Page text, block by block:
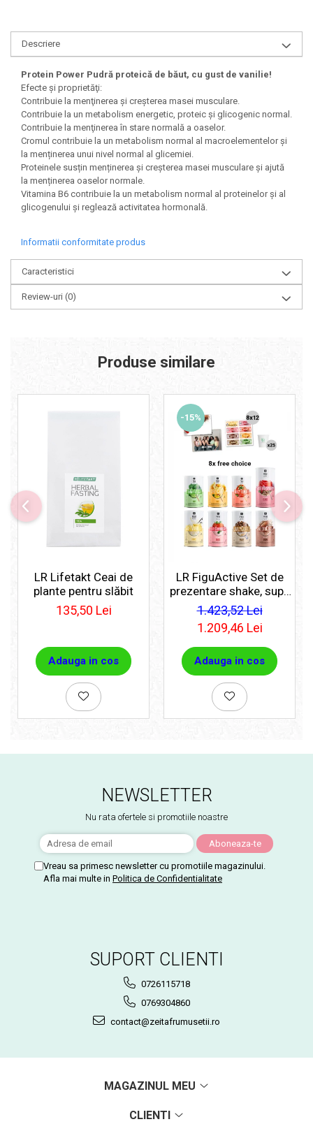
Descriere
Protein Power Pudră proteică de băut, cu gust de vanilie!
Efecte şi proprietăţi:
Contribuie la menţinerea şi creşterea masei musculare.
Contribuie la un metabolism energetic, proteic şi glicogenic normal.
Contribuie la menţinerea în stare normală a oaselor.
Cromul contribuie la un metabolism normal al macroelementelor și
la menținerea unui nivel normal al glicemiei.
Proteinele susțin menținerea și creșterea masei musculare și ajută
la menținerea oaselor normale.
Vitamina B6 contribuie la un metabolism normal al proteinelor și al
glicogenului și reglează activitatea hormonală.
Informatii conformitate produs
Caracteristici
Review-uri (0)
Produse similare
LR Lifetakt Ceai de
plante pentru slăbit
135,50 Lei
Adauga in cos
-15%
LR FiguActive Set de
prezentare shake, supe
si fulgi
1.423,52 Lei
1.209,46 Lei
Adauga in cos
NEWSLETTER
Nu rata ofertele si promotiile noastre
Vreau sa primesc newsletter cu promotiile magazinului.
Afla mai multe in Politica de Confidentialitate
SUPORT CLIENTI
0726115718
0769304860
contact@zeitafrumusetii.ro
MAGAZINUL MEU
CLIENTI